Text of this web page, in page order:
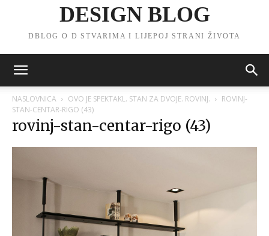
DESIGN BLOG
DBLOG O D STVARIMA I LIJEPOJ STRANI ŽIVOTA
NASLOVNICA OVO JE SPEKTAKL. STAN ZA DVOJE. ROVINJ.
ROVINJ-
STAN-CENTAR-RIGO (43)
rovinj-stan-centar-rigo (43)